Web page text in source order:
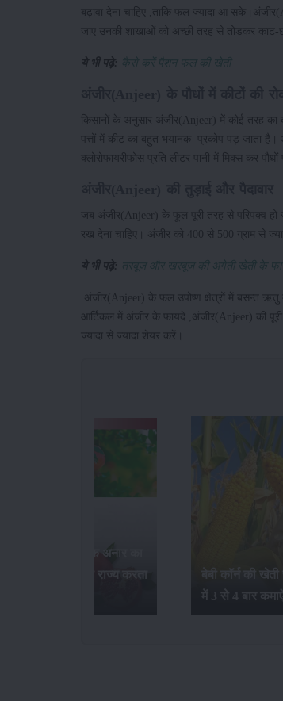
बढ़ावा देना चाहिए ,ताकि फल ज्यादा आ
जाए उनकी शाखाओं को अच्छी तरह से तोड़कर
ये भी पढ़े: कैसे करें पैशन फल की खेती
किसानों के अनुसार अंजीर(Anjeer) में कोई तरह का
पत्तों में कीट का बहुत भयानक प्रकोप पड़ जाता
क्लोरोफायरीफोस प्रति लीटर पानी में मिक्स कर
जब अंजीर(Anjeer) के फूल पूरी तरह से परिपक्व हो
रख देना चाहिए। अंजीर को 400 से 500 ग्राम से
ये भी पढ़े: तरबूज और खरबूज की अगेती खेती के
अंजीर(Anjeer) के फल उपोष्ण क्षेत्रों में बसन्त
आर्टिकल में अंजीर के फायदे ,अंजीर(Anjeer) की पूरी
ज्यादा से ज्यादा शेयर करें।
बेबी कॉर्न की खेती से सालभर
खेती और
प्रभाव